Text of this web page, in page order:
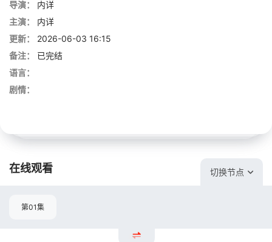
导演：
内详
主演：
内详
更新：
2026-06-03 16:15
备注：
已完结
语言：
剧情：
在线观看 切换节点
第01集